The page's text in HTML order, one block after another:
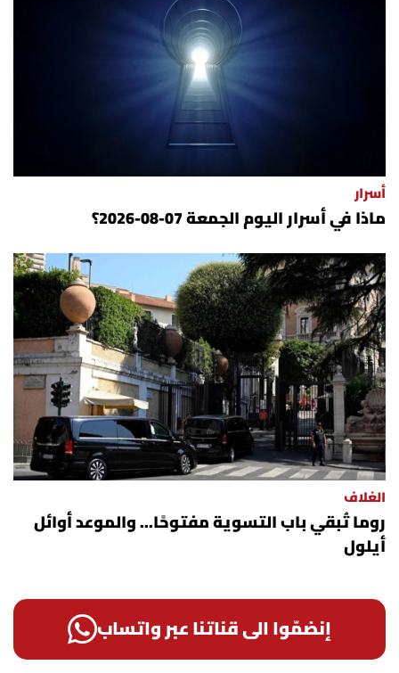
أسرار
ماذا في أسرار اليوم الجمعة 07-08-2026؟
الغلاف
روما تُبقي باب التسوية مفتوحًا... والموعد أوائل
أيلول
إنضمّوا الى قناتنا عبر واتساب